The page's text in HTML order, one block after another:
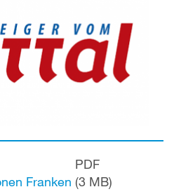
Franken
PDF
(3 MB)